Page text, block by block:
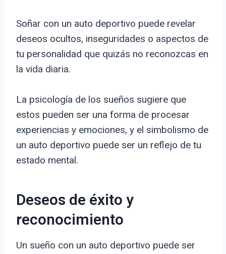
Soñar con un auto deportivo puede revelar
deseos ocultos, inseguridades o aspectos de
tu personalidad que quizás no reconozcas en
la vida diaria.
La psicología de los sueños sugiere que
estos pueden ser una forma de procesar
experiencias y emociones, y el simbolismo de
un auto deportivo puede ser un reflejo de tu
estado mental.
Deseos de éxito y
reconocimiento
Un sueño con un auto deportivo puede ser